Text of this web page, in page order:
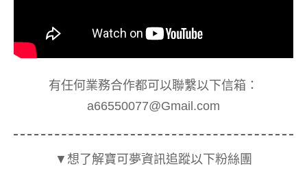
有任何業務合作都可以聯繫以下信箱：
a66550077@Gmail.com
▼想了解寶可夢資訊追蹤以下粉絲團